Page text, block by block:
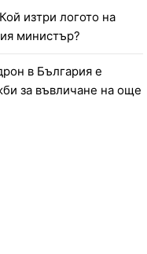
изтри логото на
министър?
в България е
за въвличане на още